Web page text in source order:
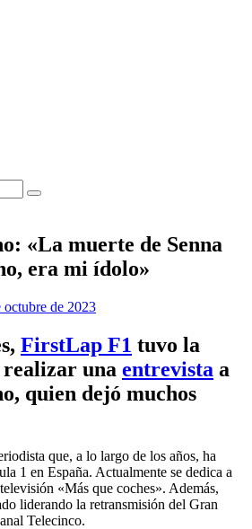
«La muerte de Senna
era mi ídolo»
octubre de 2023
FirstLap F1 tuvo la
una entrevista a
quien dejó muchos
que, a lo largo de los años, ha
1 en España. Actualmente se dedica a
«Más que coches». Además,
liderando la retransmisión del Gran
Telecinco.